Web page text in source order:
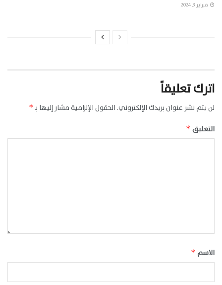
فبراير 3, 2024
اترك تعليقاً
لن يتم نشر عنوان بريدك الإلكتروني. الحقول الإلزامية مشار إليها بـ*
التعليق *
الاسم *